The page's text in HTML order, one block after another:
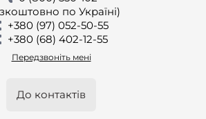
по Україні)
+380 (97) 052-50-55
+380 (68) 402-12-55
Передзвоніть мені
До контактів